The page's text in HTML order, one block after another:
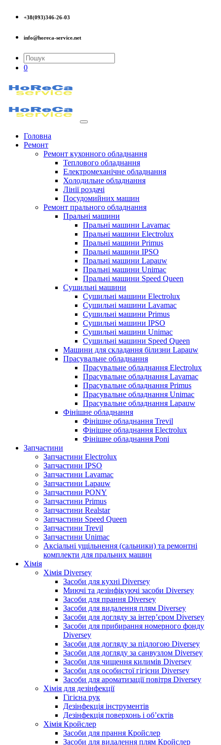
+38(093)346-26-03
info@horeca-service.net
0
Головна
Ремонт
Ремонт кухонного обладнання
Теплового обладнання
Електромеханічне обладнання
Холодильне обладнання
Лінії роздачі
Посудомийних машин
Ремонт прального обладнання
Пральні машини
Пральні машини Lavamac
Пральні машини Electrolux
Пральні машини Primus
Пральні машини IPSO
Пральні машини Lapauw
Пральні машини Unimac
Пральні машини Speed Queen
Сушильні машини
Сушильні машини Electrolux
Сушильні машини Lavamac
Сушильні машини Primus
Сушильні машини IPSO
Сушильні машини Unimac
Сушильні машини Speed Queen
Машини для складання білизни Lapauw
Прасувальне обладнання
Прасувальне обладнання Electrolux
Прасувальне обладнання Lavamac
Прасувальне обладнання Primus
Прасувальне обладнання Unimac
Прасувальне обладнання Lapauw
Фінішне обладнання
Фінішне обладнання Trevil
Фінішне обладнання Electrolux
Фінішне обладнання Poni
Запчастини
Запчастини Electrolux
Запчастини IPSO
Запчастини Lavamac
Запчастини Lapauw
Запчастини PONY
Запчастини Primus
Запчастини Realstar
Запчастини Speed Queen
Запчастини Trevil
Запчастини Unimac
Аксіальні ущільнення (сальники) та ремонтні
комплекти для пральних машин
Хімія
Хімія Diversey
Засоби для кухні Diversey
Миючі та дезінфікуючі засоби Diversey
Засоби для прання Diversey
Засоби для видалення плям Diversey
Засоби для догляду за інтер’єром Diversey
Засоби для прибирання номерного фонду
Diversey
Засоби для догляду за підлогою Diversey
Засоби для догляду за санвузлом Diversey
Засоби для чищення килимів Diversey
Засоби для особистої гігієни Diversey
Засоби для ароматизації повітря Diversey
Хімія для дезінфекції
Гігієна рук
Дезінфекція інструментів
Дезінфекція поверхонь і об’єктів
Хімія Кройслер
Засоби для прання Кройслер
Засоби для видалення плям Кройслер